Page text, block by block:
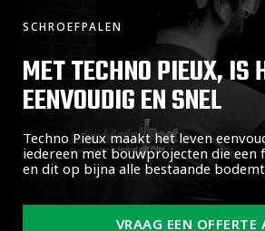
SCHROEFPALEN
MET TECHNO PIEUX, IS
EENVOUDIG EN SNEL
Techno Pieux maakt het leven
iedereen met bouwprojecten die een
en dit op bijna alle bestaande
VRAAG EEN OFFERTE